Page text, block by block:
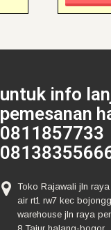
untuk info
pemesanan
0811857733
Toko Rajawali jln
air rt1 rw7 kec
warehouse jln raya